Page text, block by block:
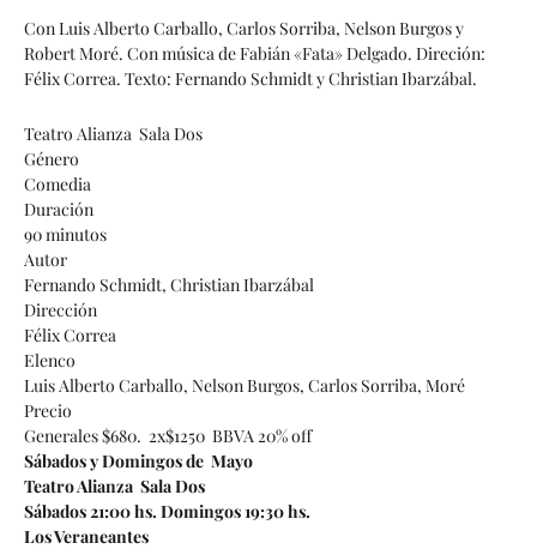
Con Luis Alberto Carballo, Carlos Sorriba, Nelson Burgos y
Robert Moré. Con música de Fabián «Fata» Delgado. Direción:
Félix Correa. Texto: Fernando Schmidt y Christian Ibarzábal.
Teatro Alianza Sala Dos
Género
Comedia
Duración
90 minutos
Autor
Fernando Schmidt, Christian Ibarzábal
Dirección
Félix Correa
Elenco
Luis Alberto Carballo, Nelson Burgos, Carlos Sorriba, Moré
Precio
Generales $680. 2x$1250 BBVA 20% off
Sábados y Domingos de Mayo
Teatro Alianza Sala Dos
Sábados 21:00 hs. Domingos 19:30 hs.
Los Veraneantes